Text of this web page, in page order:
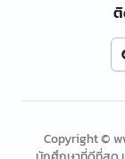
ติ
Copyright ©